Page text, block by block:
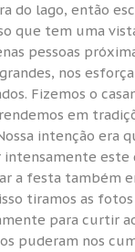
do lago, então
que tem uma
pessoas
nos
Fizemos o
em
intenção era
intensamente este
a festa também
tiramos as
para curtir
puderam nos